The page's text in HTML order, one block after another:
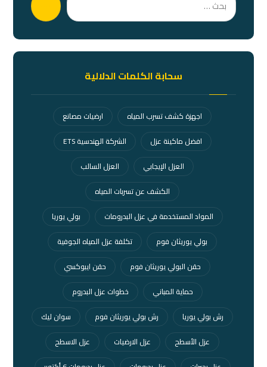
سحابة الكلمات الدلالية
اجهزة كشف تسرب المياه
ارضيات مصانع
افضل ماكينة عزل
الشركة الهندسية ETS
العزل الإيجابي
العزل السالب
الكشف عن تسربات المياه
المواد المستخدمة في عزل البدرومات
بولي يوريا
بولي يوريثان فوم
تكلفة عزل المياه الجوفية
حقن البولي يوريثان فوم
حقن ايبوكسي
حماية المباني
خطوات عزل البدروم
رش بولي يوريا
رش بولي يوريثان فوم
سوان ليك
عزل الأسطح
عزل الارضيات
عزل الاسطح